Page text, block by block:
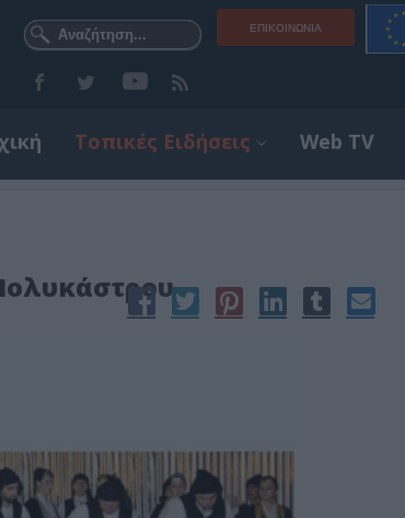
ΕΠΙΚΟΙΝΩΝΊΑ
Τοπικές Ειδήσεις Web TV